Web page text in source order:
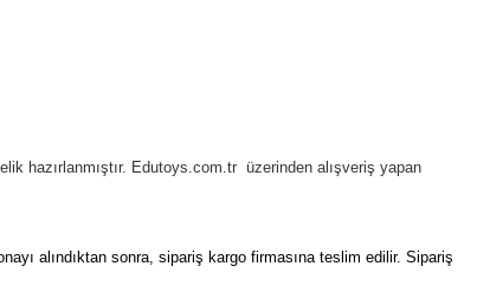
hazırlanmıştır. Edutoys.com.tr üzerinden alışveriş yapan
alındıktan sonra, sipariş kargo firmasına teslim edilir. Sipariş